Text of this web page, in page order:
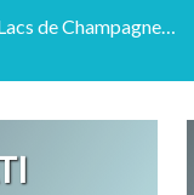
de Champagne…